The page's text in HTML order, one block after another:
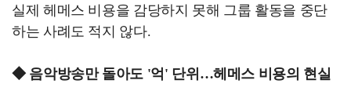
실제 헤메스 비용을 감당하지 못해 그룹 활동을 중단
하는 사례도 적지 않다.
◆ 음악방송만 돌아도 '억' 단위…헤메스 비용의 현실